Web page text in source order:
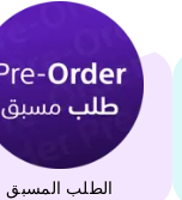
الطلب المسبق